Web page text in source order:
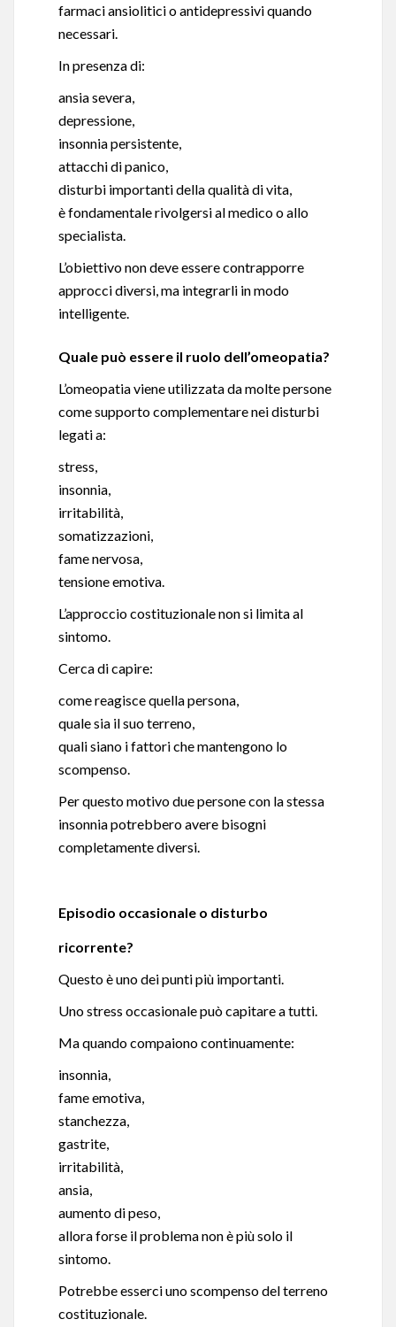
farmaci ansiolitici o antidepressivi quando
necessari.
In presenza di:
ansia severa,
depressione,
insonnia persistente,
attacchi di panico,
disturbi importanti della qualità di vita,
è fondamentale rivolgersi al medico o allo
specialista.
L’obiettivo non deve essere contrapporre
approcci diversi, ma integrarli in modo
intelligente.
Quale può essere il ruolo dell’omeopatia?
L’omeopatia viene utilizzata da molte persone
come supporto complementare nei disturbi
legati a:
stress,
insonnia,
irritabilità,
somatizzazioni,
fame nervosa,
tensione emotiva.
L’approccio costituzionale non si limita al
sintomo.
Cerca di capire:
come reagisce quella persona,
quale sia il suo terreno,
quali siano i fattori che mantengono lo
scompenso.
Per questo motivo due persone con la stessa
insonnia potrebbero avere bisogni
completamente diversi.
Episodio occasionale o disturbo
ricorrente?
Questo è uno dei punti più importanti.
Uno stress occasionale può capitare a tutti.
Ma quando compaiono continuamente:
insonnia,
fame emotiva,
stanchezza,
gastrite,
irritabilità,
ansia,
aumento di peso,
allora forse il problema non è più solo il
sintomo.
Potrebbe esserci uno scompenso del terreno
costituzionale.